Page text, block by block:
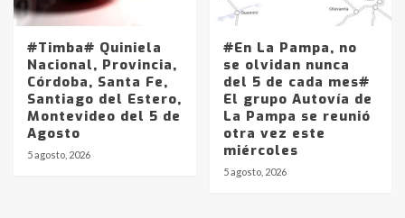
#Timba# Quiniela
Nacional, Provincia,
Córdoba, Santa Fe,
Santiago del Estero,
Montevideo del 5 de
Agosto
5 agosto, 2026
#En La Pampa, no
se olvidan nunca
del 5 de cada mes#
El grupo Autovía de
La Pampa se reunió
otra vez este
miércoles
5 agosto, 2026
5
Los precios de los combustibles en
La Pampa, desde YPF hasta Axion
entre 857 a 1338 pesos
6
La Bolsa de Cereales de Bahía
Blanca anticipa que Agosto vendrá
con lluvias y heladas, en gran parte